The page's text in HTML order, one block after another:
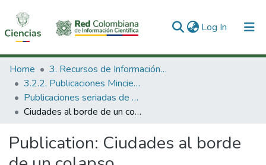
Log In (current)
Communities & Collections
All of DSpace
Statistics
Home
3. Recursos de Información Científica y Tecnológica
3.2.2. Publicaciones Minciencias
Publicaciones seriadas de Minciencias
Ciudades al borde de un colapso
Publication: Ciudades al borde